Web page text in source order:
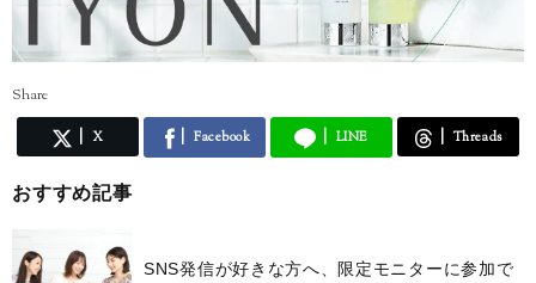
Share
X Facebook LINE Threads
おすすめ記事
SNS発信が好きな方へ、限定モニターに参加で